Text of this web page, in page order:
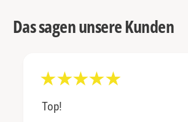
Das sagen unsere Kunden
Top!